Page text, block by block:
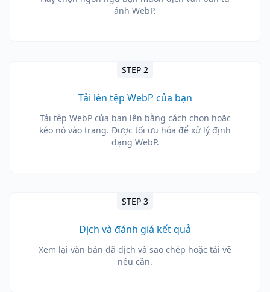
ảnh WebP.
STEP 2
Tải lên tệp WebP của bạn
Tải tệp WebP của bạn lên bằng cách chọn hoặc
kéo nó vào trang. Được tối ưu hóa để xử lý định
dạng WebP.
STEP 3
Dịch và đánh giá kết quả
Xem lại văn bản đã dịch và sao chép hoặc tải về
nếu cần.